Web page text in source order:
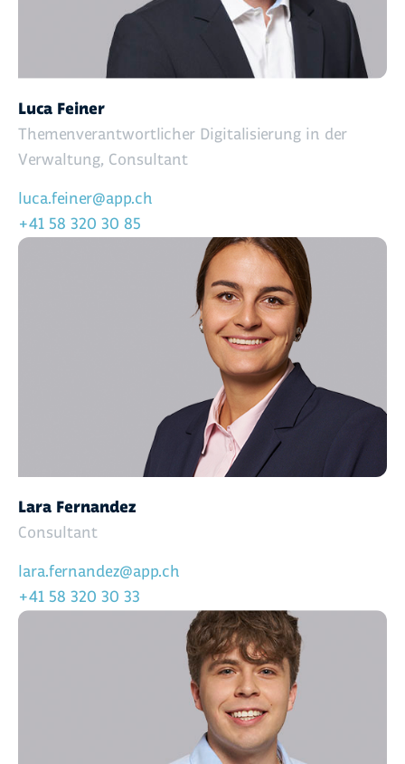
Luca Feiner
Themenverantwortlicher Digitalisierung in der
Verwaltung, Consultant
luca.feiner@app.ch
+41 58 320 30 85
Lara Fernandez
Consultant
lara.fernandez@app.ch
+41 58 320 30 33